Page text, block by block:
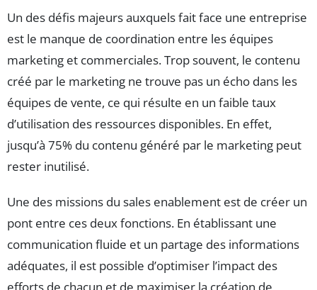
Un des défis majeurs auxquels fait face une entreprise
est le manque de coordination entre les équipes
marketing et commerciales. Trop souvent, le contenu
créé par le marketing ne trouve pas un écho dans les
équipes de vente, ce qui résulte en un faible taux
d’utilisation des ressources disponibles. En effet,
jusqu’à 75% du contenu généré par le marketing peut
rester inutilisé.
Une des missions du sales enablement est de créer un
pont entre ces deux fonctions. En établissant une
communication fluide et un partage des informations
adéquates, il est possible d’optimiser l’impact des